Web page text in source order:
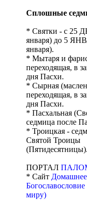
Сплошные
* Святки - с 25
января) до 5
января).
* Мытаря и
переходящая, в
дня Пасхи.
* Сырная
переходящая, в
дня Пасхи.
* Пасхальная
седмица после
* Троицкая -
Святой Троицы
(Пятидесятницы).
ПОРТАЛ
* Сайт Домашнее
миру)